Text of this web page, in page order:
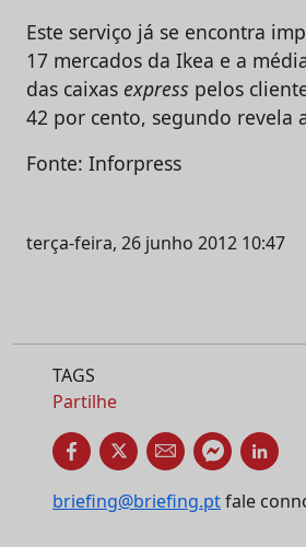
Este serviço já se encontra
17 mercados da Ikea e a
das caixas express pelos
42 por cento, segundo revela
Fonte: Inforpress
terça-feira, 26 junho 2012 10:47
TAGS
Partilhe
briefing@briefing.ptfale